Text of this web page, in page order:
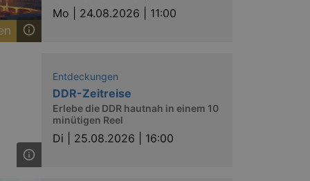
Mo | 24.08.2026 | 11:00
Entdeckungen
DDR-Zeitreise
Erlebe die DDR hautnah in einem 10
minütigen Reel
Di | 25.08.2026 | 16:00
from OneTrust. It
the site uses and
for the use of each
cookies in each category
is not given. The cookie
visitors to the site will